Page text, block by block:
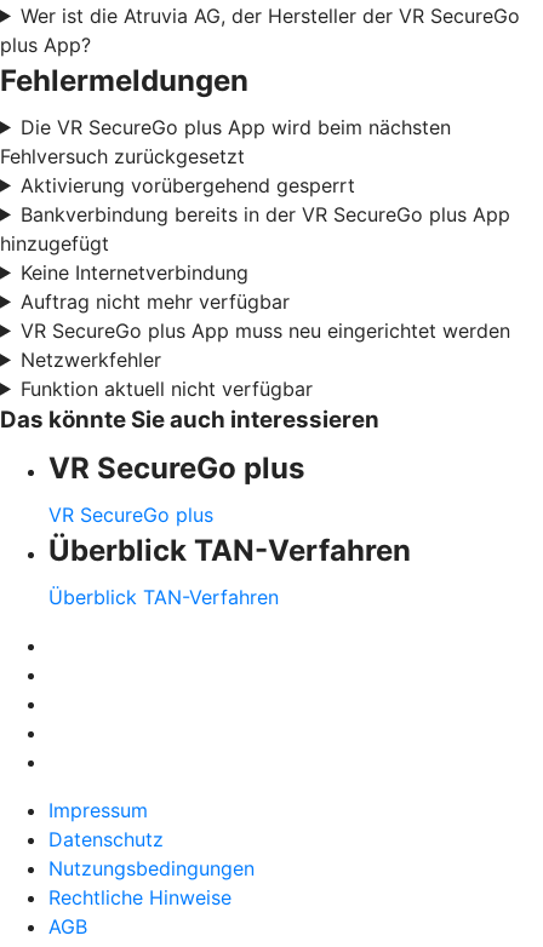
Wer ist die Atruvia AG, der Hersteller der VR SecureGo
plus App?
Fehlermeldungen
Die VR SecureGo plus App wird beim nächsten
Fehlversuch zurückgesetzt
Aktivierung vorübergehend gesperrt
Bankverbindung bereits in der VR SecureGo plus App
hinzugefügt
Keine Internetverbindung
Auftrag nicht mehr verfügbar
VR SecureGo plus App muss neu eingerichtet werden
Netzwerkfehler
Funktion aktuell nicht verfügbar
Das könnte Sie auch interessieren
VR SecureGo plus
VR SecureGo plus
Überblick TAN-Verfahren
Überblick TAN-Verfahren
Impressum
Datenschutz
Nutzungsbedingungen
Rechtliche Hinweise
AGB